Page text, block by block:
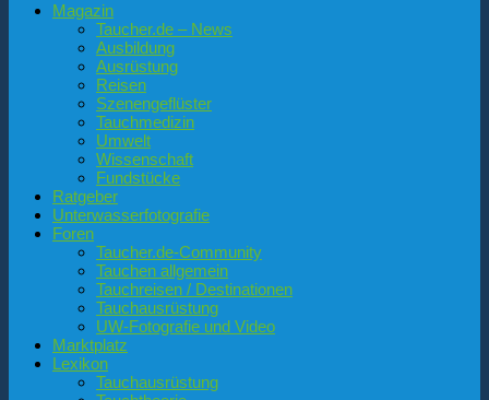
Magazin
Taucher.de – News
Ausbildung
Ausrüstung
Reisen
Szenengeflüster
Tauchmedizin
Umwelt
Wissenschaft
Fundstücke
Ratgeber
Unterwasserfotografie
Foren
Taucher.de-Community
Tauchen allgemein
Tauchreisen / Destinationen
Tauchausrüstung
UW-Fotografie und Video
Marktplatz
Lexikon
Tauchausrüstung